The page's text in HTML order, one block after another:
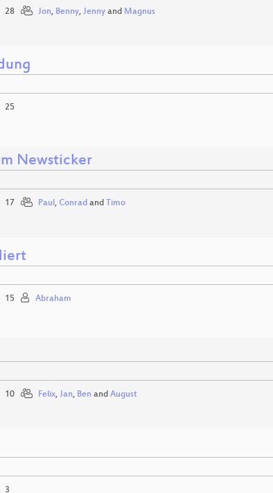
28 Jon, Benny, Jenny and Magnus
25
Newsticker
17 Paul, Conrad and Timo
15 Abraham
10 Felix, Jan, Ben and August
3